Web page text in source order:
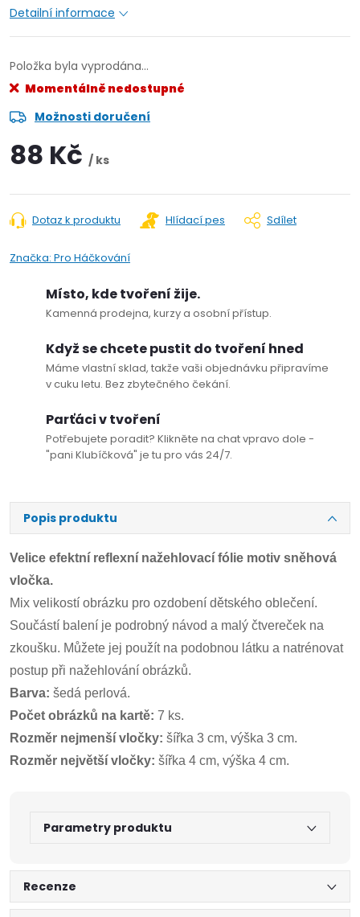
Detailní informace
Položka byla vyprodána…
Momentálně nedostupné
Možnosti doručení
88 Kč / ks
Dotaz k produktu Hlídací pes Sdílet
Značka: Pro Háčkování
Místo, kde tvoření žije.
Kamenná prodejna, kurzy a osobní přístup.
Když se chcete pustit do tvoření hned
Máme vlastní sklad, takže vaši objednávku připravíme
v cuku letu. Bez zbytečného čekání.
Parťáci v tvoření
Potřebujete poradit? Klikněte na chat vpravo dole -
"pani Klubíčková" je tu pro vás 24/7.
Popis produktu
Velice efektní reflexní nažehlovací fólie motiv sněhová
vločka.
Mix velikostí obrázku pro ozdobení dětského oblečení.
Součástí balení je podrobný návod a malý čtvereček na
zkoušku. Můžete jej použít na podobnou látku a natrénovat
postup při nažehlování obrázků.
Barva: šedá perlová.
Počet obrázků na kartě: 7 ks.
Rozměr nejmenší vločky: šířka 3 cm, výška 3 cm.
Rozměr největší vločky: šířka 4 cm, výška 4 cm.
Parametry produktu
Recenze